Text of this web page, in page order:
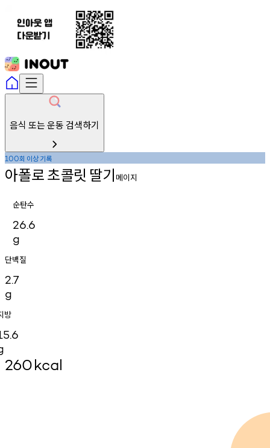
음식 또는 운동 검색하기
100회 이상기록
아폴로초콜릿 딸기 메이지
순탄수
26.6
g
단백질
2.7
g
방
260kcal